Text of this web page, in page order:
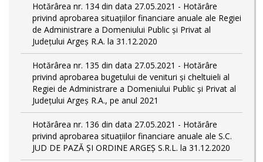
Hotărârea nr. 134 din data 27.05.2021 - Hotărâre
privind aprobarea situațiilor financiare anuale ale Regiei
de Administrare a Domeniului Public și Privat al
Județului Argeș R.A. la 31.12.2020
Hotărârea nr. 135 din data 27.05.2021 - Hotărâre
privind aprobarea bugetului de venituri și cheltuieli al
Regiei de Administrare a Domeniului Public și Privat al
Județului Argeș R.A., pe anul 2021
Hotărârea nr. 136 din data 27.05.2021 - Hotărâre
privind aprobarea situațiilor financiare anuale ale S.C.
JUD DE PAZĂ ȘI ORDINE ARGEȘ S.R.L. la 31.12.2020